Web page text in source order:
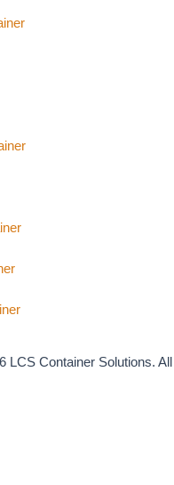
LCS Container Solutions.